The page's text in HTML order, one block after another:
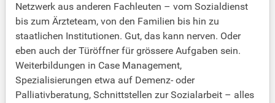
Netzwerk aus anderen Fachleuten – vom Sozialdienst
bis zum Ärzteteam, von den Familien bis hin zu
staatlichen Institutionen. Gut, das kann nerven. Oder
eben auch der Türöffner für grössere Aufgaben sein.
Weiterbildungen in Case Management,
Spezialisierungen etwa auf Demenz- oder
Palliativberatung, Schnittstellen zur Sozialarbeit – alles